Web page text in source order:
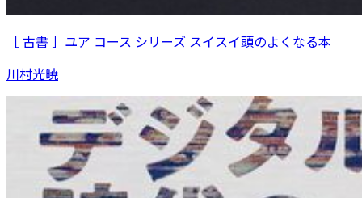
［ 古書 ］ユア コース シリーズ スイスイ頭のよくなる本
川村光暁